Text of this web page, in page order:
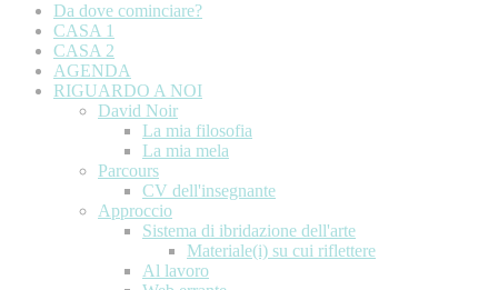
Da dove cominciare?
CASA 1
CASA 2
AGENDA
RIGUARDO A NOI
David Noir
La mia filosofia
La mia mela
Parcours
CV dell'insegnante
Approccio
Sistema di ibridazione dell'arte
Materiale(i) su cui riflettere
Al lavoro